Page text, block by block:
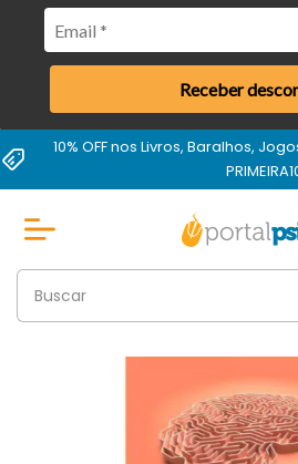
Receber
10% OFF nos Livros, Baralhos,